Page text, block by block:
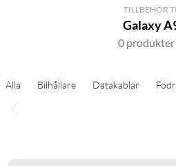
TILLBEHÖR
Galaxy
0 produkter
Alla Bilhållare Datakablar